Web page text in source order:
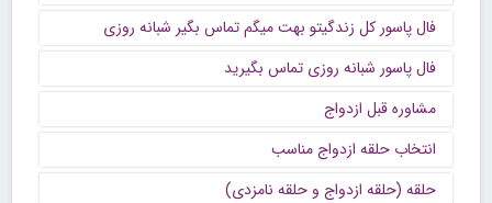
فال پاسور کل زندگیتو بهت میگم تماس بگیر شبانه روزی
فال پاسور شبانه روزی تماس بگیرید
مشاوره قبل ازدواج
انتخاب حلقه ازدواج مناسب
حلقه (حلقه ازدواج و حلقه نامزدی)